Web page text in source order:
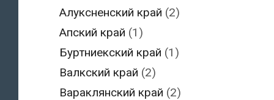
Алуксненский край (2)
Апский край (1)
Буртниекский край (1)
Валкский край (2)
Вараклянский край (2)